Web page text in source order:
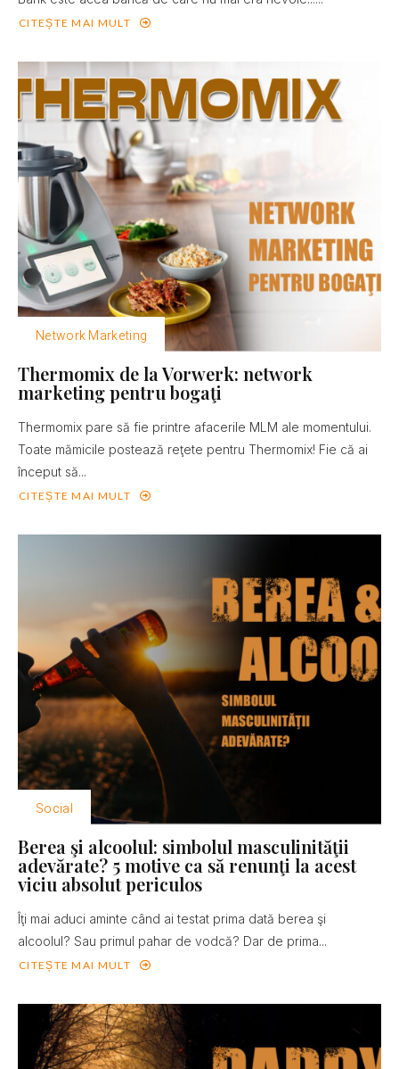
CITEȘTE MAI MULT
Network Marketing
Thermomix de la Vorwerk: network
marketing pentru bogaţi
Thermomix pare să fie printre afacerile MLM ale momentului.
Toate mămicile postează reţete pentru Thermomix! Fie că ai
început să...
CITEȘTE MAI MULT
Social
Berea şi alcoolul: simbolul masculinităţii
adevărate? 5 motive ca să renunţi la acest
viciu absolut periculos
Îţi mai aduci aminte când ai testat prima dată berea şi
alcoolul? Sau primul pahar de vodcă? Dar de prima...
CITEȘTE MAI MULT